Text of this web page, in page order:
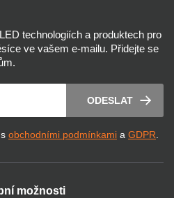
technologiích a produktech pro
ve vašem e-mailu. Přidejte se
ODESLAT
obchodními podmínkami a GDPR.
možnosti